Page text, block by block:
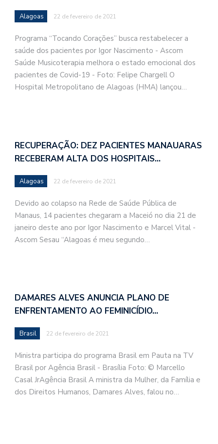
Alagoas 22 de fevereiro de 2021
Programa “Tocando Corações” busca restabelecer a
saúde dos pacientes por Igor Nascimento - Ascom
Saúde Musicoterapia melhora o estado emocional dos
pacientes de Covid-19 - Foto: Felipe Chargell O
Hospital Metropolitano de Alagoas (HMA) lançou…
RECUPERAÇÃO: DEZ PACIENTES MANAUARAS
RECEBERAM ALTA DOS HOSPITAIS…
Alagoas 22 de fevereiro de 2021
Devido ao colapso na Rede de Saúde Pública de
Manaus, 14 pacientes chegaram a Maceió no dia 21 de
janeiro deste ano por Igor Nascimento e Marcel Vital -
Ascom Sesau “Alagoas é meu segundo…
DAMARES ALVES ANUNCIA PLANO DE
ENFRENTAMENTO AO FEMINICÍDIO…
Brasil 22 de fevereiro de 2021
Ministra participa do programa Brasil em Pauta na TV
Brasil por Agência Brasil - Brasília Foto: © Marcello
Casal JrAgência Brasil A ministra da Mulher, da Família e
dos Direitos Humanos, Damares Alves, falou no…